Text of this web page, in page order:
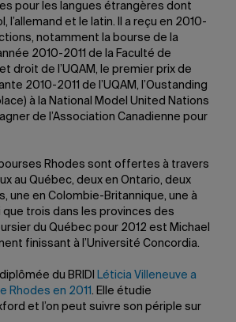
pour les langues étrangères dont
l’allemand et le latin. Il a reçu en 2010-
notamment la bourse de la
2010-2011 de la Faculté de
droit de l’UQAM, le premier prix de
2010-2011 de l’UQAM, l’Oustanding
à la National Model United Nations
de l’Association Canadienne pour
bourses Rhodes sont offertes à travers
au Québec, deux en Ontario, deux
une en Colombie-Britannique, une à
que trois dans les provinces des
du Québec pour 2012 est Michael
finissant à l’Université Concordia.
du BRIDI
Léticia Villeneuve a
Rhodes en 2011. Elle étudie
et l’on peut suivre son périple sur